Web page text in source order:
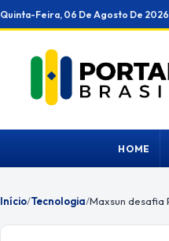
Ir
para
conteúdo
Quinta-Feira, 06 De Agosto De 2026
HOME
Início/Tecnologia/